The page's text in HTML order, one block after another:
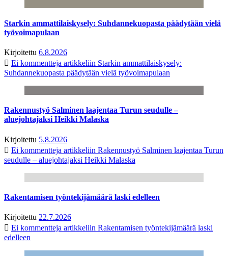
Starkin ammattilaiskysely: Suhdannekuopasta päädytään vielä
työvoimapulaan
Kirjoitettu 6.8.2026
Ei kommentteja artikkeliin Starkin ammattilaiskysely:
Suhdannekuopasta päädytään vielä työvoimapulaan
Rakennustyö Salminen laajentaa Turun seudulle –
aluejohtajaksi Heikki Malaska
Kirjoitettu 5.8.2026
Ei kommentteja artikkeliin Rakennustyö Salminen laajentaa Turun
seudulle – aluejohtajaksi Heikki Malaska
Rakentamisen työntekijämäärä laski edelleen
Kirjoitettu 22.7.2026
Ei kommentteja artikkeliin Rakentamisen työntekijämäärä laski
edelleen